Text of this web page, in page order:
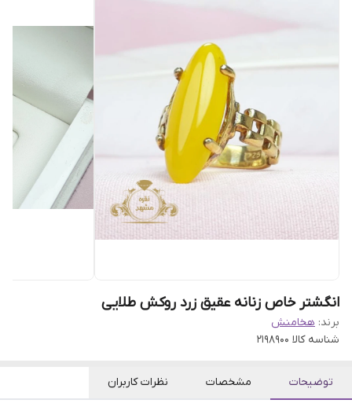
انگشتر خاص زنانه عقیق زرد روکش طلایی
برند: هخامنش
شناسه کالا 2198900
توضیحات مشخصات نظرات کاربران